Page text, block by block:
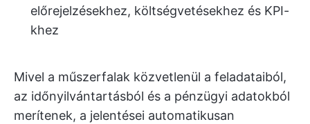
előrejelzésekhez, költségvetésekhez és KPI-
khez
Mivel a műszerfalak közvetlenül a feladataiból,
az időnyilvántartásból és a pénzügyi adatokból
merítenek, a jelentései automatikusan